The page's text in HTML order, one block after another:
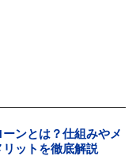
ンとは？仕組みやメ
リットを徹底解説